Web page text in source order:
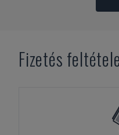
Fizetés